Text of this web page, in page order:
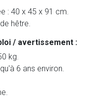
: 40 x 45 x 91 cm.
hêtre.
/ avertissement :
kg.
6 ans environ.